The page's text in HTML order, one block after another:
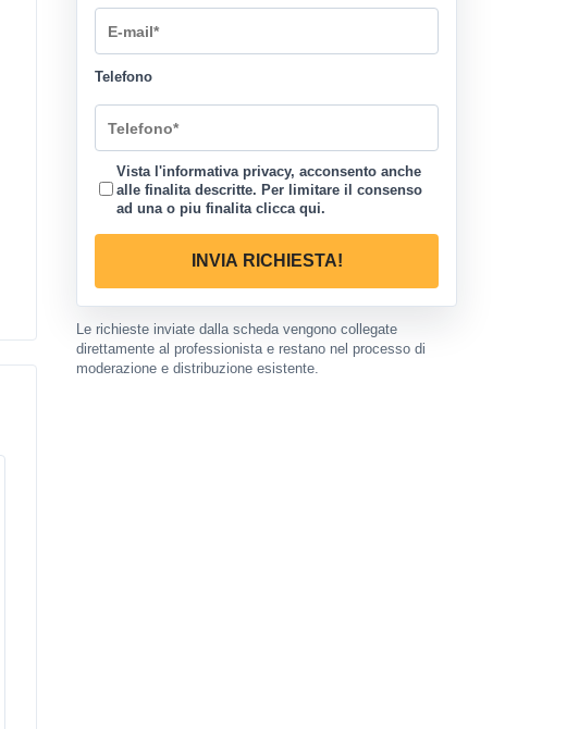
Telefono
Vista l'informativa privacy, acconsento anche
alle finalita descritte. Per limitare il consenso
ad una o piu finalita clicca qui.
INVIA RICHIESTA!
Le richieste inviate dalla scheda vengono collegate
direttamente al professionista e restano nel processo di
moderazione e distribuzione esistente.